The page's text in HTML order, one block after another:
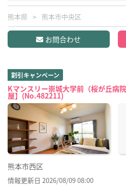
熊本県 熊本市中央区
お問合わせ
割引キャンペーン
Kマンスリー崇城大学前（桜が丘病
屋】(No.482211)
熊本市西区
情報更新日 2026/08/09 08:00